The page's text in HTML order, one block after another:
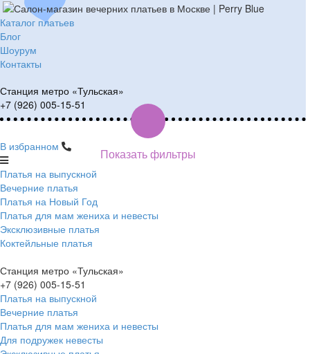
Каталог платьев
Блог
Шоурум
Контакты
Станция метро «Тульская»
+7 (926) 005-15-51
В избранном
Платья на выпускной
Вечерние платья
Платья на Новый Год
Платья для мам жениха и невесты
Эксклюзивные платья
Коктейльные платья
Станция метро «Тульская»
+7 (926) 005-15-51
Платья на выпускной
Вечерние платья
Платья для мам жениха и невесты
Для подружек невесты
Показать фильтры